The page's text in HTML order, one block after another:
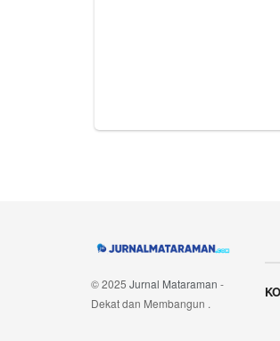
© 2025 Jurnal Mataraman -
Dekat dan Membangun .